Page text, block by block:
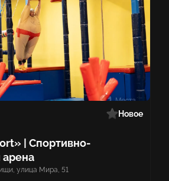
Новое
| Спортивно-
арена
улица Мира, 51